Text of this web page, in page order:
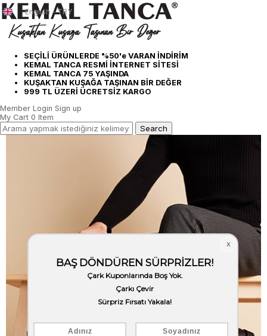
SEÇİLİ ÜRÜNLERDE %50'e VARAN İNDİRİM
KEMAL TANCA RESMİ İNTERNET SİTESİ
KEMAL TANCA 75 YAŞINDA
KUŞAKTAN KUŞAĞA TAŞINAN BİR DEĞER
999 TL ÜZERİ ÜCRETSİZ KARGO
English - TRY
Member Login Sign up
My Cart 0 Item